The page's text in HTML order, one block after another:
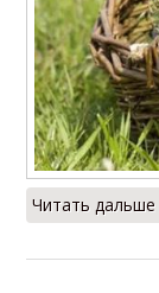
Читать